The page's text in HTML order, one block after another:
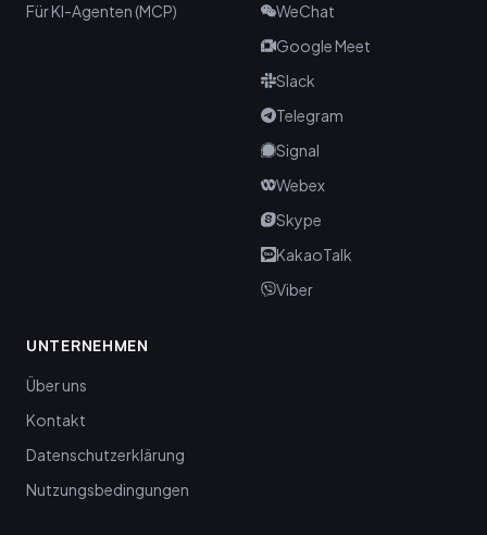
Für KI-Agenten (MCP)
WeChat
Google Meet
Slack
Telegram
Signal
Webex
Skype
KakaoTalk
Viber
UNTERNEHMEN
Über uns
Kontakt
Datenschutzerklärung
Nutzungsbedingungen